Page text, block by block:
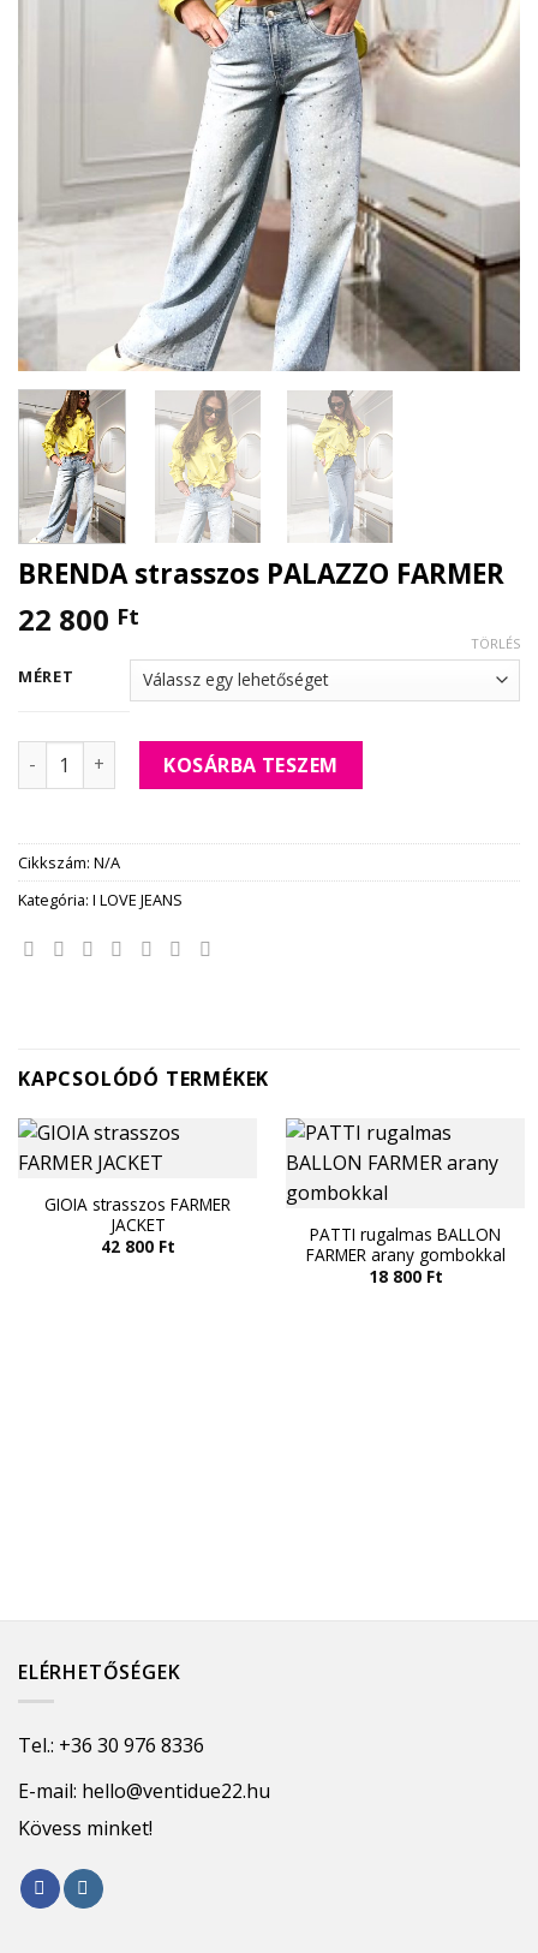
BRENDA strasszos PALAZZO FARMER
22 800 Ft
MÉRET
TÖRLÉS
BRENDA strasszos PALAZZO FARMER mennyiség
KOSÁRBA TESZEM
Cikkszám: N/A
Kategória: I LOVE JEANS
KAPCSOLÓDÓ TERMÉKEK
GIOIA strasszos FARMER
JACKET
42 800 Ft
PATTI rugalmas BALLON
FARMER arany gombokkal
18 800 Ft
ELÉRHETŐSÉGEK
Tel.: +36 30 976 8336
E-mail: hello@ventidue22.hu
Kövess minket!